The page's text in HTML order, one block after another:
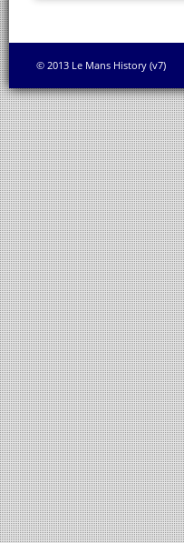
© 2013 Le Mans History (v7)